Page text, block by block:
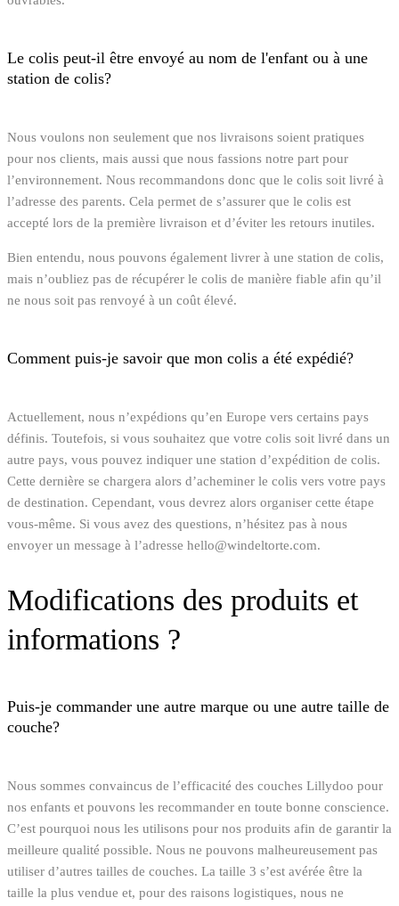
Le colis peut-il être envoyé au nom de l'enfant ou à une
station de colis?
Nous voulons non seulement que nos livraisons soient pratiques
pour nos clients, mais aussi que nous fassions notre part pour
l’environnement. Nous recommandons donc que le colis soit livré à
l’adresse des parents. Cela permet de s’assurer que le colis est
accepté lors de la première livraison et d’éviter les retours inutiles.
Bien entendu, nous pouvons également livrer à une station de colis,
mais n’oubliez pas de récupérer le colis de manière fiable afin qu’il
ne nous soit pas renvoyé à un coût élevé.
Comment puis-je savoir que mon colis a été expédié?
Actuellement, nous n’expédions qu’en Europe vers certains pays
définis. Toutefois, si vous souhaitez que votre colis soit livré dans un
autre pays, vous pouvez indiquer une station d’expédition de colis.
Cette dernière se chargera alors d’acheminer le colis vers votre pays
de destination. Cependant, vous devrez alors organiser cette étape
vous-même. Si vous avez des questions, n’hésitez pas à nous
envoyer un message à l’adresse hello@windeltorte.com.
Modifications des produits et
informations ?
Puis-je commander une autre marque ou une autre taille de
couche?
Nous sommes convaincus de l’efficacité des couches Lillydoo pour
nos enfants et pouvons les recommander en toute bonne conscience.
C’est pourquoi nous les utilisons pour nos produits afin de garantir la
meilleure qualité possible. Nous ne pouvons malheureusement pas
utiliser d’autres tailles de couches. La taille 3 s’est avérée être la
taille la plus vendue et, pour des raisons logistiques, nous ne